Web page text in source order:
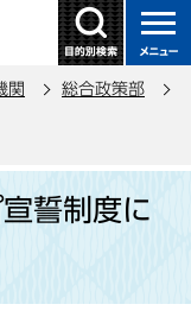
関
総合政策部
誓制度に